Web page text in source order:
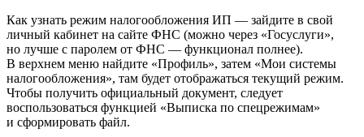
Как узнать режим налогообложения ИП — зайдите в свой
личный кабинет на сайте ФНС (можно через «Госуслуги»,
но лучше с паролем от ФНС — функционал полнее).
В верхнем меню найдите «Профиль», затем «Мои системы
налогообложения», там будет отображаться текущий режим.
Чтобы получить официальный документ, следует
воспользоваться функцией «Выписка по спецрежимам»
и сформировать файл.